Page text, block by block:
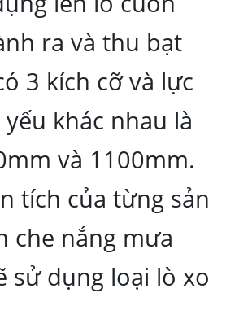
ra và thu bạt
3 kích cỡ và lực
khác nhau là
và 1100mm.
tích của từng sản
che nắng mưa
sử dụng loại lò xo